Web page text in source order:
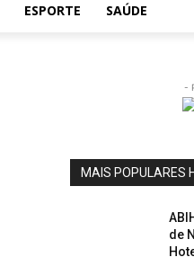
ESPORTE SAÚDE
-
MAIS POPULARES
de